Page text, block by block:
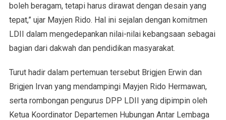
boleh beragam, tetapi harus dirawat dengan desain yang
tepat,” ujar Mayjen Rido. Hal ini sejalan dengan komitmen
LDII dalam mengedepankan nilai-nilai kebangsaan sebagai
bagian dari dakwah dan pendidikan masyarakat.
Turut hadir dalam pertemuan tersebut Brigjen Erwin dan
Brigjen Irvan yang mendampingi Mayjen Rido Hermawan,
serta rombongan pengurus DPP LDII yang dipimpin oleh
Ketua Koordinator Departemen Hubungan Antar Lembaga